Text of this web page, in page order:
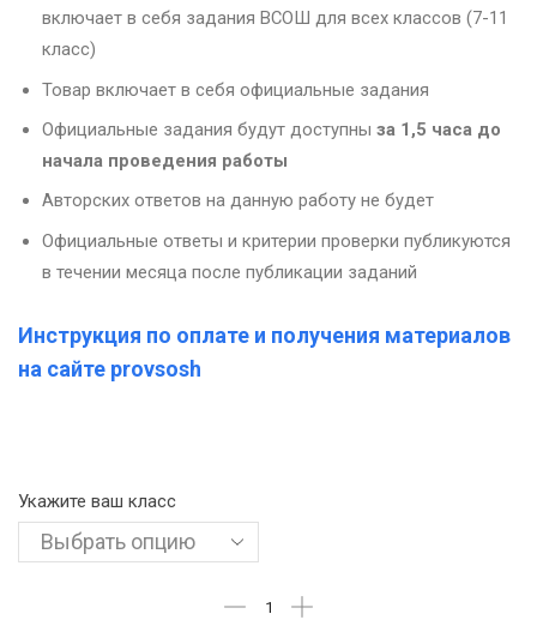
включает в себя задания ВСОШ для всех классов (7-11
класс)
Товар включает в себя официальные задания
Официальные задания будут доступны за 1,5 часа до
начала проведения работы
Авторских ответов на данную работу не будет
Официальные ответы и критерии проверки публикуются
в течении месяца после публикации заданий
Инструкция по оплате и получения материалов
на сайте provsosh
Укажите ваш класс